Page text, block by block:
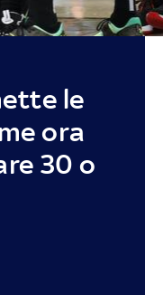
le
ora
30 o